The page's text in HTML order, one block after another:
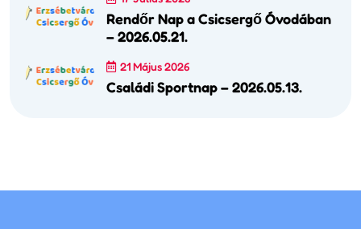
Rendőr Nap a Csicsergő Óvodában
– 2026.05.21.
21 Május 2026
Családi Sportnap – 2026.05.13.